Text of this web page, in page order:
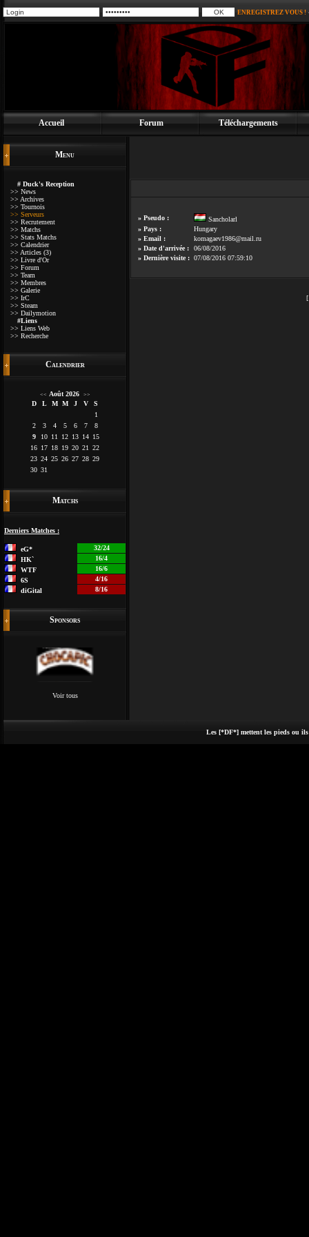
ENREGISTREZ VOUS !
Accueil Forum Téléchargements
Menu
# Duck's Reception
>> News
>> Archives
>> Tournois
>> Serveurs
>> Recrutement
>> Matchs
>> Stats Matchs
>> Calendrier
>> Articles (3)
>> Livre d'Or
>> Forum
>> Team
>> Membres
>> Galerie
>> IrC
>> Steam
>> Dailymotion
#Liens
>> Liens Web
>> Recherche
Calendrier
<< Août 2026 >>
D L M M J V
S
1
2
3 4 5 6 7
8
9
10 11 12 13 14 15
16 17 18 19 20 21
22
23 24 25 26 27 28 29
30 31
Matchs
Derniers Matches :
eG*
32/24
HK`
16/4
WTF
16/6
6S
4/16
diGital
8/16
Sponsors
Voir tous
» Pseudo :
Sancholarl
» Pays :
Hungary
» Email :
komagaev1986@mail.ru
» Date d'arrivée :
06/08/2016
» Dernière visite : 07/08/2016 07:59:10
Les [*DF*] mettent les pieds ou